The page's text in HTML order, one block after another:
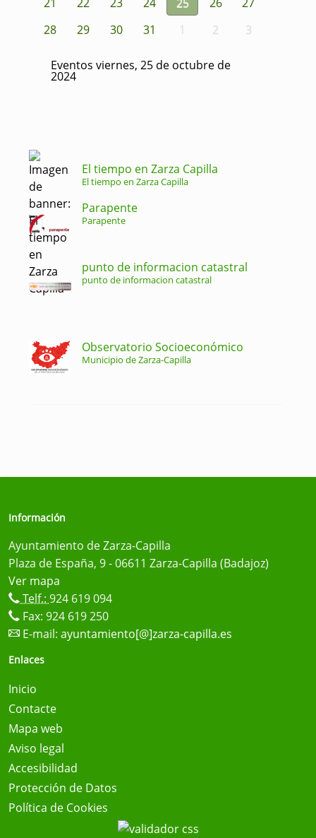
28
29 30 31 1 2 3
Eventos viernes, 25 de octubre de
2024
El tiempo en Zarza Capilla
El tiempo en Zarza Capilla
Parapente
Parapente
punto de informacion catastral
punto de informacion catastral
Observatorio Socioeconómico
Municipio de Zarza-Capilla
Información
Ayuntamiento de Zarza-Capilla
Plaza de España, 9 - 06611 Zarza-Capilla (Badajoz)
Ver mapa
Telf.: 924 619 094
Fax: 924 619 250
E-mail: ayuntamiento[@]zarza-capilla.es
Enlaces
Inicio
Contacte
Mapa web
Aviso legal
Accesibilidad
Protección de Datos
Política de Cookies